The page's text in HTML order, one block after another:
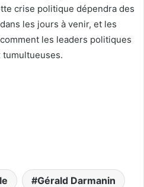
crise politique dépendra des
les jours à venir, et les
les leaders politiques
tumultueuses.
Gérald Darmanin